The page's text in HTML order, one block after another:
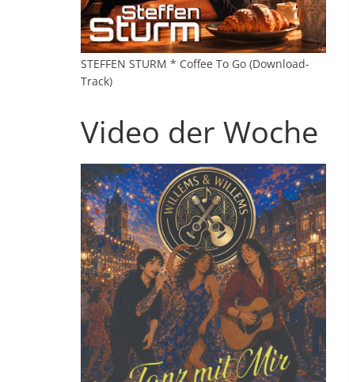
STEFFEN STURM * Coffee To Go (Download-
Track)
Video der Woche